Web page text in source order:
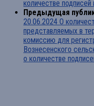
количестве
Предыдущая
20.06.2024 О
представляемых в
комиссию для
Вознесенского
о количестве